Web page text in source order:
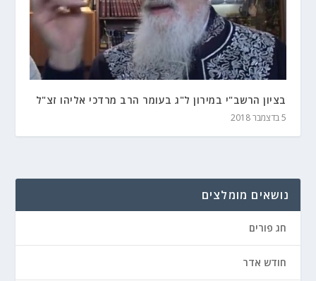
בציון הרשב"י במירון ל"ג בעומר הרב מרדכי אליהו זצ"ל
5 בדצמבר 2018
נושאים מומלצים
חג פורים
חודש אדר